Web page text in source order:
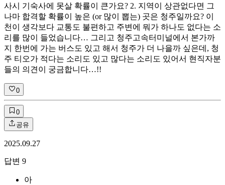
사시 기숙사에 못살 확률이 큰가요? 2. 지역이 상관없다면 그
나마 합격할 확률이 높은 (or 많이 뽑는) 곳은 청주일까요? 이
천이 생각보다 교통도 불편하고 주변에 뭐가 하나도 없다는 소
리를 많이 들었습니다… 그리고 청주고속터미널에서 본가까
지 한번에 가는 버스도 있고 해서 청주가 더 나을까 싶은데, 청
주 티오가 적다는 소리도 있고 많다는 소리도 있어서 현직자분
들의 의견이 궁금합니다…!!
0
0
공유
2025.09.27
답변 9
아